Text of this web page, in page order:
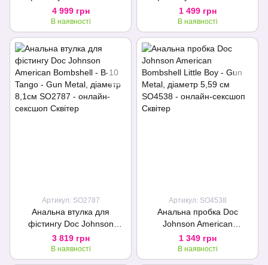
American Bombshell
Destroyer Gun Metal,
діаметр 10,7 см
4 999 грн
В наявності
American Bombshell - B-7
Tango - Gun Metal, діаметр
5,6см
1 499 грн
В наявності
Артикул: SO2787
Анальна втулка для
фістингу Doc Johnson
American Bombshell - B-10
Tango - Gun Metal, діаметр
8,1см
3 819 грн
В наявності
Артикул: SO4538
Анальна пробка Doc
Johnson American
Bombshell Little Boy - Gun
Metal, діаметр 5,59 см
1 349 грн
В наявності